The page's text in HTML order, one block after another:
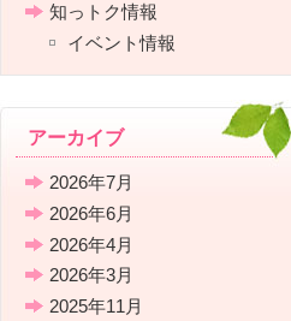
知っトク情報
イベント情報
アーカイブ
2026年7月
2026年6月
2026年4月
2026年3月
2025年11月